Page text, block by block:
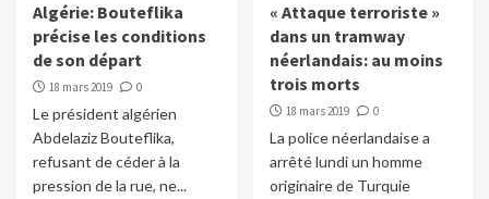
Algérie: Bouteflika
précise les conditions
de son départ
18 mars 2019 0
Le président algérien
Abdelaziz Bouteflika,
refusant de céder à la
pression de la rue, ne...
« Attaque terroriste »
dans un tramway
néerlandais: au moins
trois morts
18 mars 2019 0
La police néerlandaise a
arrêté lundi un homme
originaire de Turquie